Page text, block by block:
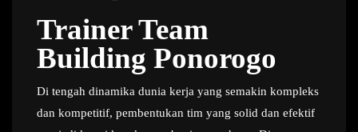
Trainer Team
Building Ponorogo
Di tengah dinamika dunia kerja yang semakin kompleks
dan kompetitif, pembentukan tim yang solid dan efektif